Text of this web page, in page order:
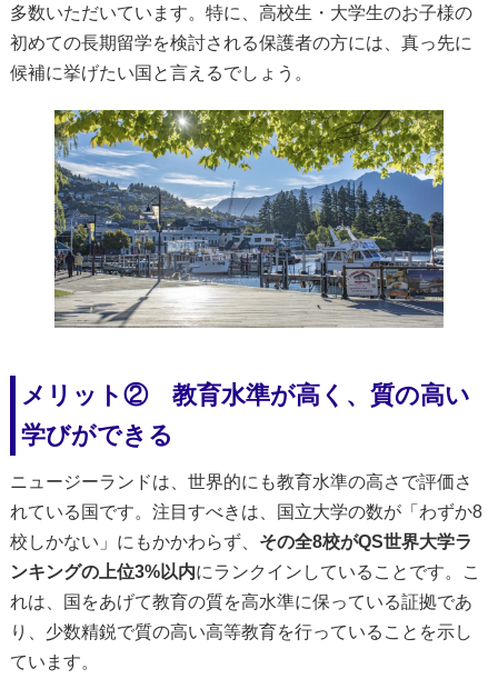
多数いただいています。特に、高校生・大学生のお子様の
初めての長期留学を検討される保護者の方には、真っ先に
候補に挙げたい国と言えるでしょう。
メリット② 教育水準が高く、質の高い
学びができる
ニュージーランドは、世界的にも教育水準の高さで評価さ
れている国です。注目すべきは、国立大学の数が「わずか8
校しかない」にもかかわらず、 その全8校がQS世界大学ラ
ンキングの上位3%以内にランクインしていることです。こ
れは、国をあげて教育の質を高水準に保っている証拠であ
り、少数精鋭で質の高い高等教育を行っていることを示し
ています。